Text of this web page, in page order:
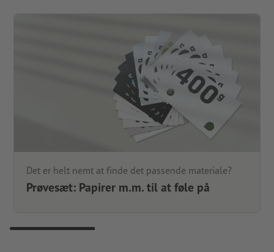
Det er helt nemt at finde det passende materiale?
Prøvesæt: Papirer m.m. til at føle på